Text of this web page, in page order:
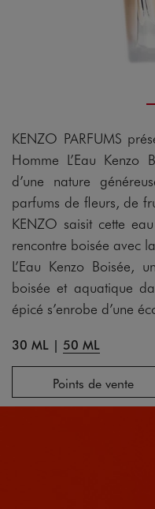
KENZO PARFUMS
Homme L’Eau Kenzo
d’une nature
parfums de fleurs, de
KENZO saisit cette
rencontre boisée avec
L’Eau Kenzo Boisée,
boisée et aquatique
épicé s’enrobe d’une
30 ML | 50 ML
Points de vente